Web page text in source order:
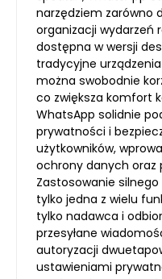
narzędziem zarówno
organizacji wydarzeń
dostępna w wersji
tradycyjne
można swobodnie
co zwiększa komfort
WhatsApp solidnie
prywatności i
użytkowników,
ochrony danych oraz
Zastosowanie
tylko jedna z wielu
tylko nadawca i
przesyłane
autoryzacji
ustawieniami